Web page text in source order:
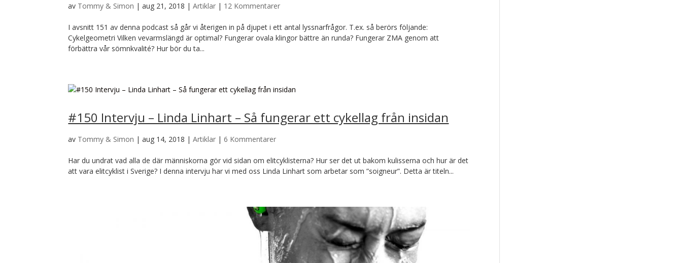
av Tommy & Simon |aug 21, 2018 |Artiklar | 12 Kommentarer
I avsnitt 151 av denna podcast så går vi återigen in på djupet i ett antal lyssnarfrågor. T.ex. så berörs följande:
Cykelgeometri Vilken vevarmslängd är optimal? Fungerar ovala klingor bättre än runda? Fungerar ZMA genom att
förbättra vår sömnkvalité? Hur bör du ta...
#150 Intervju – Linda Linhart – Så fungerar ett cykellag från insidan
av Tommy & Simon |aug 14, 2018 |Artiklar |6 Kommentarer
Har du undrat vad alla de där människorna gör vid sidan om elitcyklisterna? Hur ser det ut bakom kulisserna och hur är det
att vara elitcyklist i Sverige? I denna intervju har vi med oss Linda Linhart som arbetar som ”soigneur”. Detta är titeln...